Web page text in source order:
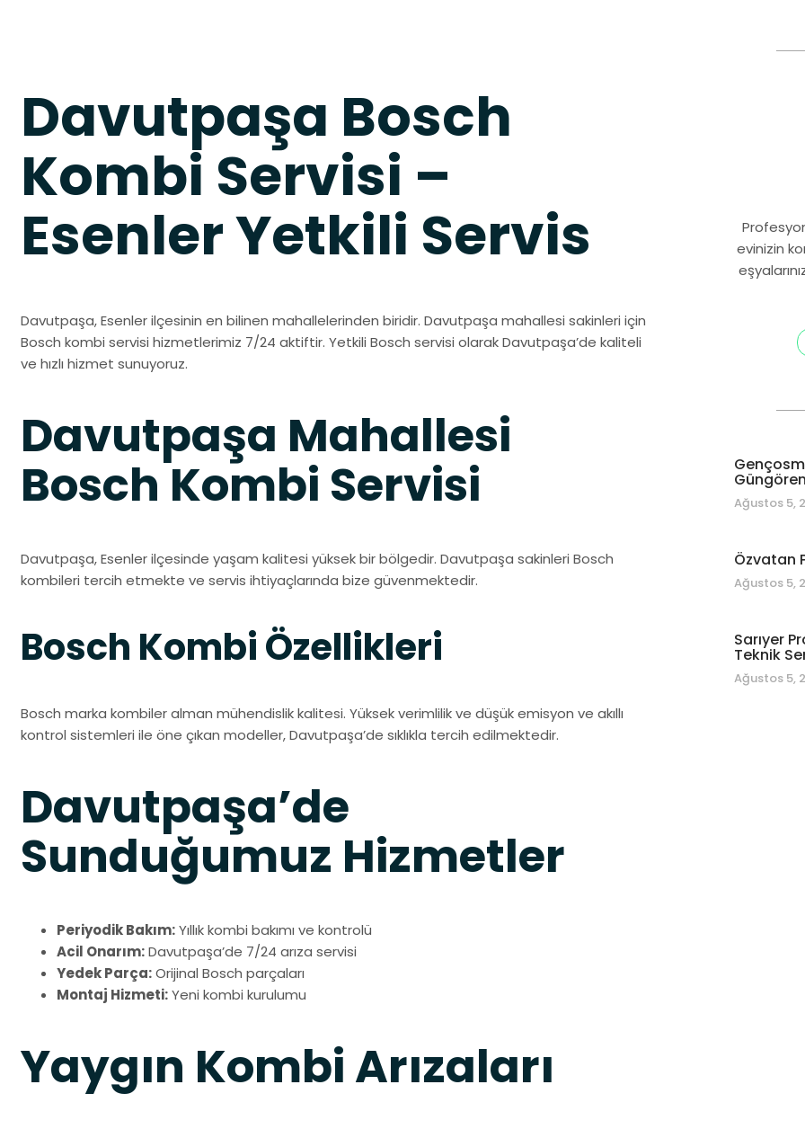
Davutpaşa Bosch
Kombi Servisi –
Esenler Yetkili Servis
Davutpaşa, Esenler ilçesinin en bilinen mahallelerinden biridir. Davutpaşa mahallesi sakinleri için
Bosch kombi servisi hizmetlerimiz 7/24 aktiftir. Yetkili Bosch servisi olarak Davutpaşa’de kaliteli
ve hızlı hizmet sunuyoruz.
Davutpaşa Mahallesi
Bosch Kombi Servisi
Davutpaşa, Esenler ilçesinde yaşam kalitesi yüksek bir bölgedir. Davutpaşa sakinleri Bosch
kombileri tercih etmekte ve servis ihtiyaçlarında bize güvenmektedir.
Bosch Kombi Özellikleri
Bosch marka kombiler alman mühendislik kalitesi. Yüksek verimlilik ve düşük emisyon ve akıllı
kontrol sistemleri ile öne çıkan modeller, Davutpaşa’de sıklıkla tercih edilmektedir.
Davutpaşa’de
Sunduğumuz Hizmetler
Periyodik Bakım:Yıllık kombi bakımı ve kontrolü
Acil Onarım:Davutpaşa’de 7/24 arıza servisi
Yedek Parça:Orijinal Bosch parçaları
Montaj Hizmeti:Yeni kombi kurulumu
Yaygın Kombi Arızaları
evinizin
Ağustos 5,
Özvatan
Ağustos 5,
Sarıyer
Teknik
Ağustos 5,